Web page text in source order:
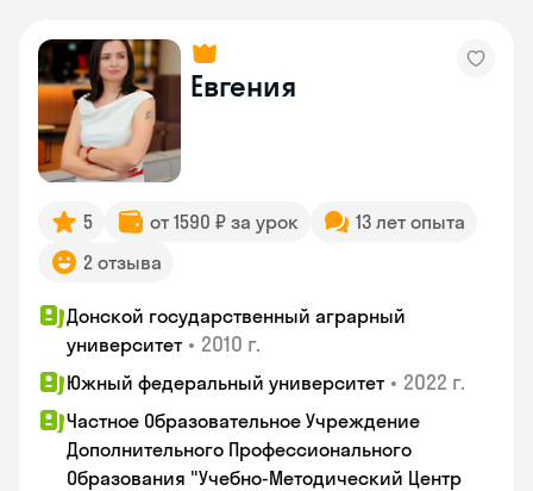
Евгения
5 от 1590 ₽ за урок
13 лет опыта
2 отзыва
Донской государственный аграрный
университет • 2010 г.
Южный федеральный университет • 2022 г.
Частное Образовательное Учреждение
Дополнительного Профессионального
Образования "Учебно-Методический Центр